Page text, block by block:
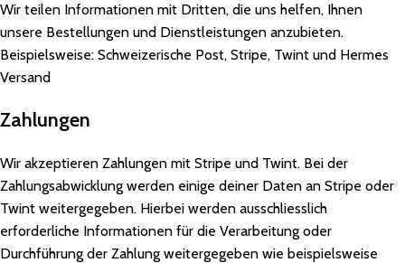
Wir teilen Informationen mit Dritten, die uns helfen, Ihnen
unsere Bestellungen und Dienstleistungen anzubieten.
Beispielsweise: Schweizerische Post, Stripe, Twint und Hermes
Versand
Zahlungen
Wir akzeptieren Zahlungen mit Stripe und Twint. Bei der
Zahlungsabwicklung werden einige deiner Daten an Stripe oder
Twint weitergegeben. Hierbei werden ausschliesslich
erforderliche Informationen für die Verarbeitung oder
Durchführung der Zahlung weitergegeben wie beispielsweise